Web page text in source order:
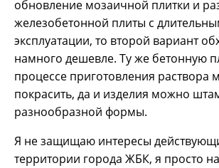
обновление мозаичной плитки и
железобетонной плиты с
эксплуатации, то второй вариант
намного дешевле. Ту же бетонную
процессе приготовления раствора
покрасить, да и изделия можно
разнообразной формы.
Я не защищаю интересы
территории города ЖБК, я просто